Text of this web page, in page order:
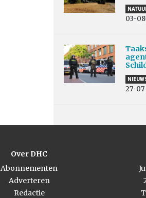
03-
27-
Over DHC
Abonnementen
Adverteren
Redactie